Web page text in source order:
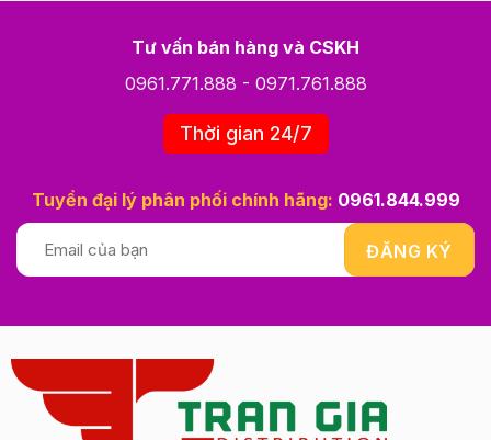
Tư vấn bán hàng và CSKH
0961.771.888 - 0971.761.888
Thời gian 24/7
Tuyển đại lý phân phối chính hãng: 0961.844.999